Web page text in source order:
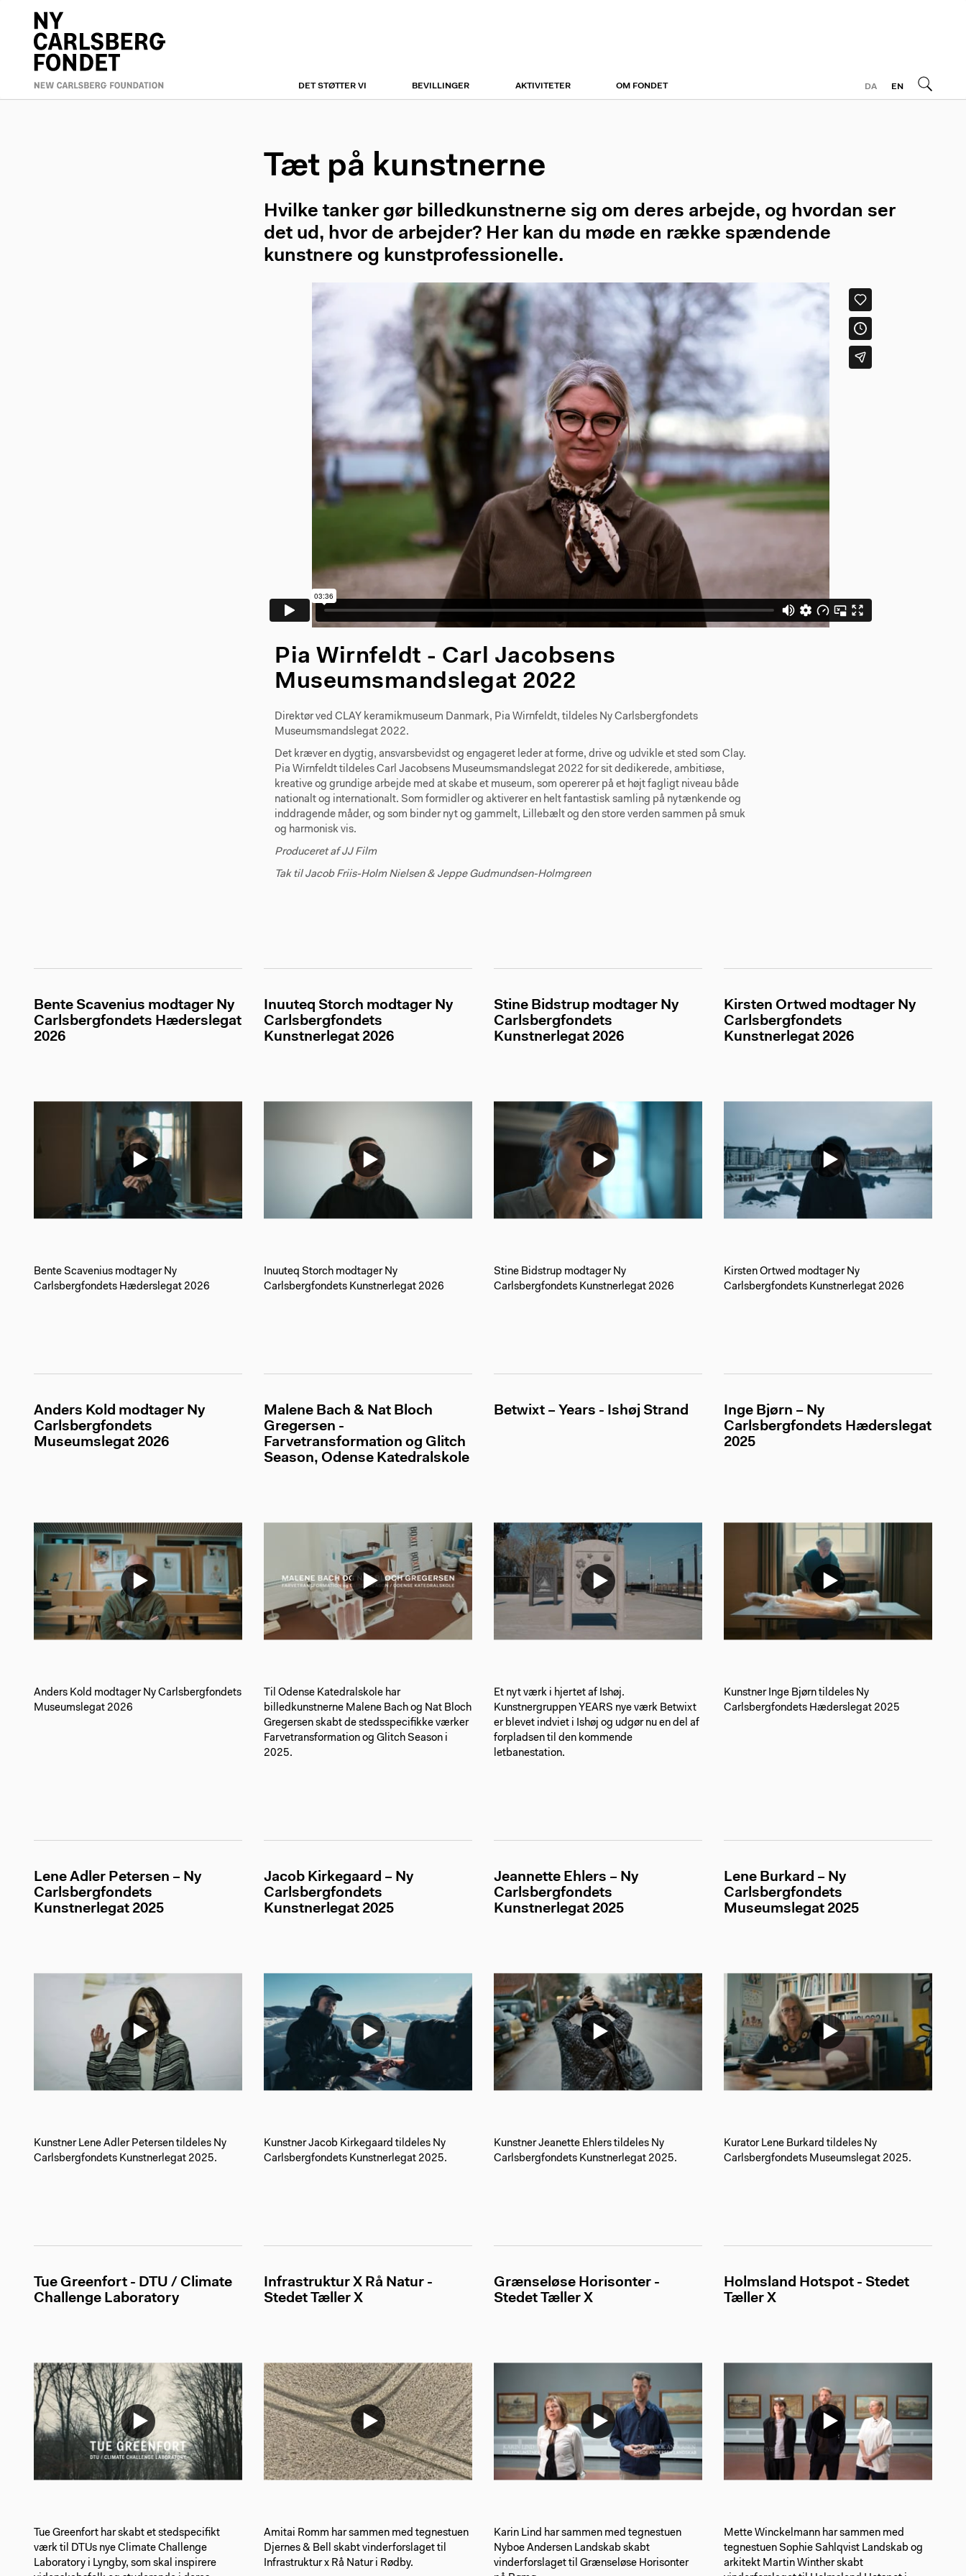
DET STØTTER VI BEVILLINGER AKTIVITETER OM FONDET DA EN
Tæt på kunstnerne
Hvilke tanker gør billedkunstnerne sig om deres arbejde, og hvordan ser
det ud, hvor de arbejder? Her kan du møde en række spændende
kunstnere og kunstprofessionelle.
Pia Wirnfeldt - Carl Jacobsens
Museumsmandslegat 2022
Direktør ved CLAY keramikmuseum Danmark, Pia Wirnfeldt, tildeles Ny Carlsbergfondets
Museumsmandslegat 2022.
Det kræver en dygtig, ansvarsbevidst og engageret leder at forme, drive og udvikle et sted som Clay.
Pia Wirnfeldt tildeles Carl Jacobsens Museumsmandslegat 2022 for sit dedikerede, ambitiøse,
kreative og grundige arbejde med at skabe et museum, som opererer på et højt fagligt niveau både
nationalt og internationalt. Som formidler og aktiverer en helt fantastisk samling på nytænkende og
inddragende måder, og som binder nyt og gammelt, Lillebælt og den store verden sammen på smuk
og harmonisk vis.
Produceret af JJ Film
Tak til Jacob Friis-Holm Nielsen & Jeppe Gudmundsen-Holmgreen
Bente Scavenius modtager Ny
Carlsbergfondets Hæderslegat
2026
Bente Scavenius modtager Ny
Carlsbergfondets Hæderslegat 2026
Inuuteq Storch modtager Ny
Carlsbergfondets
Kunstnerlegat 2026
Inuuteq Storch modtager Ny
Carlsbergfondets Kunstnerlegat 2026
Stine Bidstrup modtager Ny
Carlsbergfondets
Kunstnerlegat 2026
Stine Bidstrup modtager Ny
Carlsbergfondets Kunstnerlegat 2026
Kirsten Ortwed modtager Ny
Carlsbergfondets
Kunstnerlegat 2026
Kirsten Ortwed modtager Ny
Carlsbergfondets Kunstnerlegat 2026
Anders Kold modtager Ny
Carlsbergfondets
Museumslegat 2026
Anders Kold modtager Ny Carlsbergfondets
Museumslegat 2026
Malene Bach & Nat Bloch
Gregersen -
Farvetransformation og Glitch
Season, Odense Katedralskole
Til Odense Katedralskole har
billedkunstnerne Malene Bach og Nat Bloch
Gregersen skabt de stedsspecifikke værker
Farvetransformation og Glitch Season i
2025.
Betwixt – Years - Ishøj Strand
Et nyt værk i hjertet af Ishøj.
Kunstnergruppen YEARS nye værk Betwixt
er blevet indviet i Ishøj og udgør nu en del af
forpladsen til den kommende
letbanestation. ⁠
Inge Bjørn – Ny
Carlsbergfondets Hæderslegat
2025
Kunstner Inge Bjørn tildeles Ny
Carlsbergfondets Hæderslegat 2025
Lene Adler Petersen – Ny
Carlsbergfondets
Kunstnerlegat 2025
Kunstner Lene Adler Petersen tildeles Ny
Carlsbergfondets Kunstnerlegat 2025.
Jacob Kirkegaard – Ny
Carlsbergfondets
Kunstnerlegat 2025
Kunstner Jacob Kirkegaard tildeles Ny
Carlsbergfondets Kunstnerlegat 2025.
Jeannette Ehlers – Ny
Carlsbergfondets
Kunstnerlegat 2025
Kunstner Jeanette Ehlers tildeles Ny
Carlsbergfondets Kunstnerlegat 2025.
Lene Burkard – Ny
Carlsbergfondets
Museumslegat 2025
Kurator Lene Burkard tildeles Ny
Carlsbergfondets Museumslegat 2025.
Tue Greenfort - DTU / Climate
Challenge Laboratory
Tue Greenfort har skabt et stedspecifikt
værk til DTUs nye Climate Challenge
Laboratory i Lyngby, som skal inspirere
Infrastruktur X Rå Natur -
Stedet Tæller X
Amitai Romm har sammen med tegnestuen
Djernes & Bell skabt vinderforslaget til
Infrastruktur x Rå Natur i Rødby.
Grænseløse Horisonter -
Stedet Tæller X
Karin Lind har sammen med tegnestuen
Nyboe Andersen Landskab skabt
vinderforslaget til Grænseløse Horisonter
Holmsland Hotspot - Stedet
Tæller X
Mette Winckelmann har sammen med
tegnestuen Sophie Sahlqvist Landskab og
arkitekt Martin Winther skabt